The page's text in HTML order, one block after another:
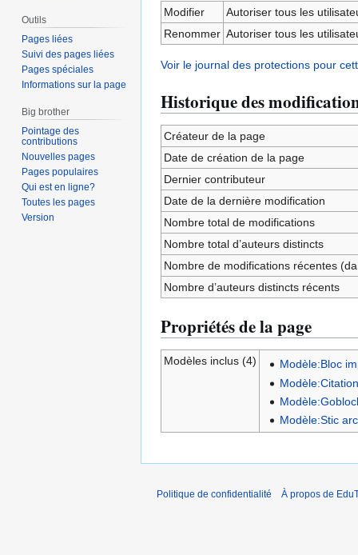
Modifier
Autoriser tous les
Renommer Autoriser tous les
Voir le journal des protections pour
Historique des
Créateur de la page
Date de création de la page
Dernier contributeur
Date de la dernière modification
Nombre total de modifications
Nombre total d’auteurs distincts
Nombre de modifications récentes
Nombre d’auteurs distincts récents
Propriétés de la page
Modèles inclus (4)
Modèle:Bloc
Modèle:Stic
Outils
Pages liées
Suivi des pages liées
Pages spéciales
Informations sur la page
Big brother
Pointage des
contributions
Nouvelles pages
Pages populaires
Qui est en ligne?
Toutes les pages
Version
Politique de confidentialité À propos de